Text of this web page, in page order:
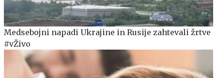
Medsebojni napadi Ukrajine in Rusije zahtevali žrtve
#vŽivo